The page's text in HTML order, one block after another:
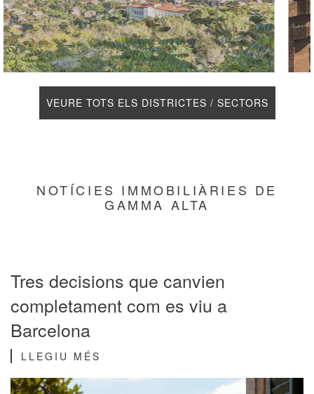
VEURE TOTS ELS DISTRICTES / SECTORS
NOTÍCIES IMMOBILIÀRIES DE
GAMMA ALTA
Tres decisions que canvien
completament com es viu a
Barcelona
LLEGIU MÉS